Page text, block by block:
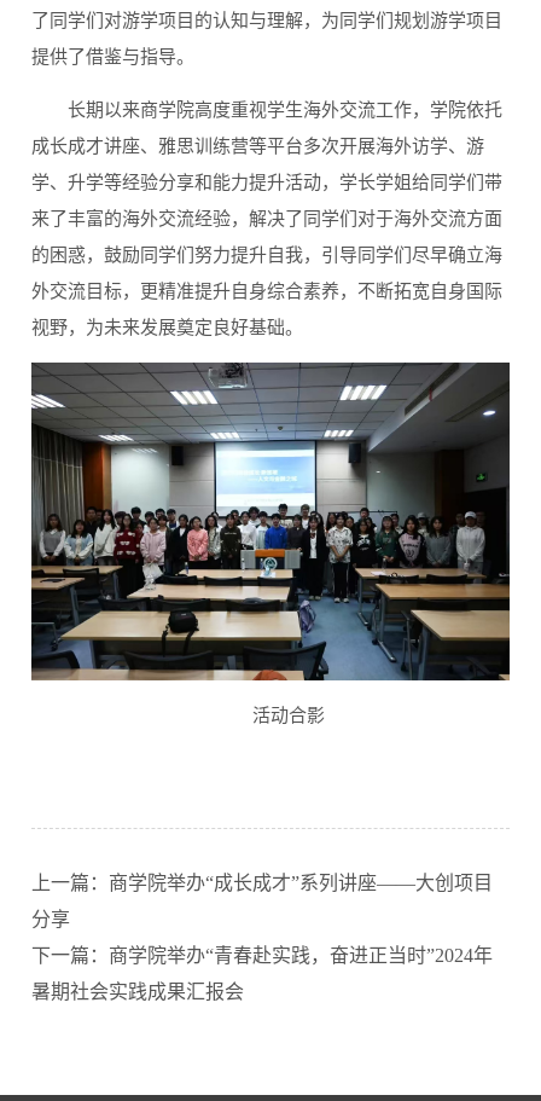
了同学们对游学项目的认知与理解，为同学们规划游学项目
提供了借鉴与指导。
长期以来商学院高度重视学生海外交流工作，学院依托
成长成才讲座、雅思训练营等平台多次开展海外访学、游
学、升学等经验分享和能力提升活动，学长学姐给同学们带
来了丰富的海外交流经验，解决了同学们对于海外交流方面
的困惑，鼓励同学们努力提升自我，引导同学们尽早确立海
外交流目标，更精准提升自身综合素养，不断拓宽自身国际
视野，为未来发展奠定良好基础。
活动合影
上一篇：商学院举办“成长成才”系列讲座——大创项目
分享
下一篇：商学院举办“青春赴实践，奋进正当时”2024年
暑期社会实践成果汇报会